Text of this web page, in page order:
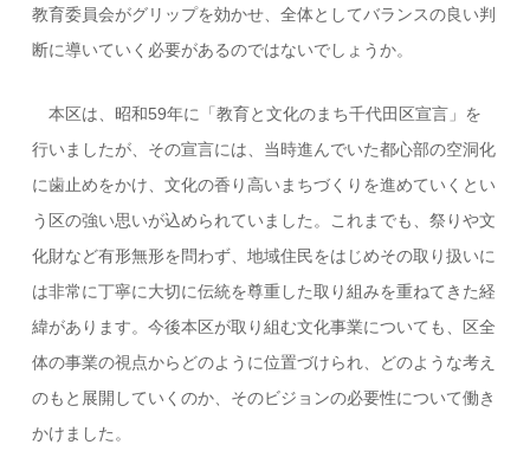
教育委員会がグリップを効かせ、全体としてバランスの良い判
断に導いていく必要があるのではないでしょうか。
本区は、昭和59年に「教育と文化のまち千代田区宣言」を
行いましたが、その宣言には、当時進んでいた都心部の空洞化
に歯止めをかけ、文化の香り高いまちづくりを進めていくとい
う区の強い思いが込められていました。これまでも、祭りや文
化財など有形無形を問わず、地域住民をはじめその取り扱いに
は非常に丁寧に大切に伝統を尊重した取り組みを重ねてきた経
緯があります。今後本区が取り組む文化事業についても、区全
体の事業の視点からどのように位置づけられ、どのような考え
のもと展開していくのか、そのビジョンの必要性について働き
かけました。